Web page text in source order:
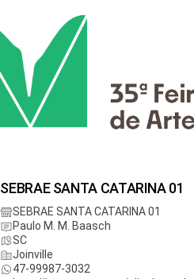
SEBRAE SANTA CATARINA 01
SEBRAE SANTA CATARINA 01
Paulo M. M. Baasch
SC
Joinville
47-99987-3032